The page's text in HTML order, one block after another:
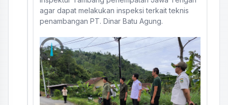
agar dapat melakukan inspeksi terkait teknis
penambangan PT. Dinar Batu Agung.